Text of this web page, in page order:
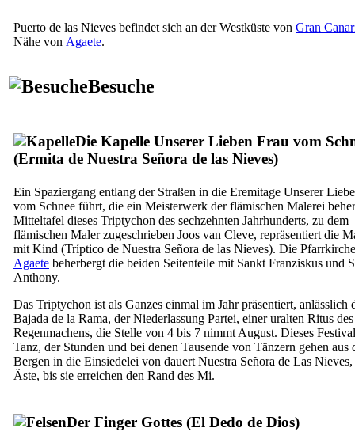
Puerto de las Nieves befindet sich an der Westküste von Gran
Nähe von Agaete.
Besuche
Die Kapelle Unserer Lieben Frau vom
(Ermita de Nuestra Señora de las Nieves)
Ein Spaziergang entlang der Straßen in die Eremitage Unserer
vom Schnee führt, die ein Meisterwerk der flämischen Malerei
Mitteltafel dieses Triptychon des sechzehnten Jahrhunderts, zu dem
flämischen Maler zugeschrieben Joos van Cleve, repräsentiert die
mit Kind (Tríptico de Nuestra Señora de las Nieves). Die
Agaete beherbergt die beiden Seitenteile mit Sankt Franziskus und
Anthony.
Das Triptychon ist als Ganzes einmal im Jahr präsentiert, anlässlich
Bajada de la Rama, der Niederlassung Partei, einer uralten Ritus des
Regenmachens, die Stelle von 4 bis 7 nimmt August. Dieses
Tanz, der Stunden und bei denen Tausende von Tänzern gehen aus
Bergen in die Einsiedelei von dauert Nuestra Señora de Las Nieves
Äste, bis sie erreichen den Rand des Mi.
Der Finger Gottes (El Dedo de Dios)